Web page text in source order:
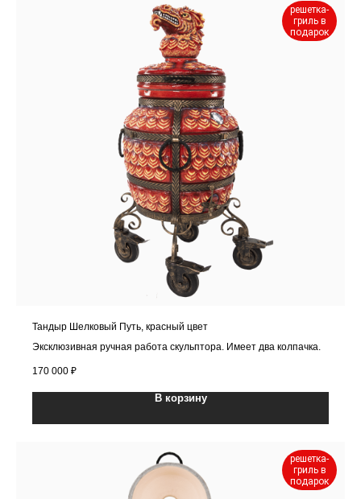
решетка-
гриль в
подарок
Тандыр Шелковый Путь, красный цвет
Эксклюзивная ручная работа скульптора. Имеет два колпачка.
170 000 ₽
В корзину
решетка-
гриль в
подарок